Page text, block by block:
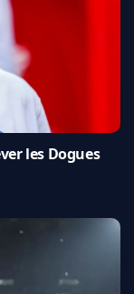
les Dogues